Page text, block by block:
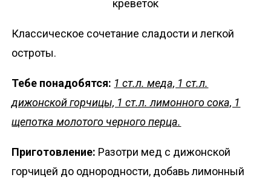
Классическое сочетание сладости и легкой
остроты.
Тебе понадобятся: 1 ст.л. меда, 1 ст.л.
дижонской горчицы, 1 ст.л. лимонного сока, 1
щепотка молотого черного перца.
Приготовление: Разотри мед с дижонской
горчицей до однородности, добавь лимонный